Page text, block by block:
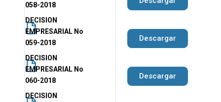
058-2018
DECISION
EMPRESARIAL No
059-2018
Descargar
DECISION
EMPRESARIAL No
060-2018
Descargar
DECISION